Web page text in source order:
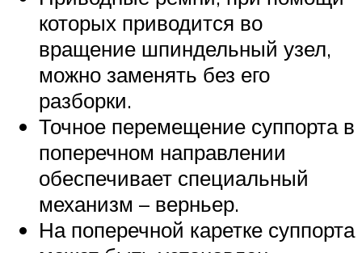
которых приводится во
вращение шпиндельный узел,
можно заменять без его
разборки.
Точное перемещение суппорта в
поперечном направлении
обеспечивает специальный
механизм – верньер.
На поперечной каретке суппорта